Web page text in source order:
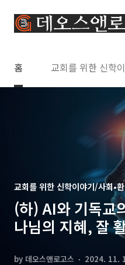
홈 교회를 위한 신학
교회를 위한 신학이야기/사회•
(하) AI와 기독교
나님의 지혜, 잘
by 데오스앤로고스 2024. 11.